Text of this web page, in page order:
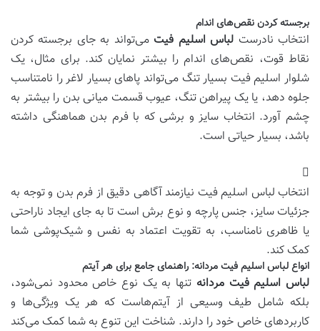
برجسته کردن نقص‌های اندام
انتخاب نادرست لباس اسلیم فیت می‌تواند به جای برجسته کردن
نقاط قوت، نقص‌های اندام را بیشتر نمایان کند. برای مثال، یک
شلوار اسلیم فیت بسیار تنگ می‌تواند پاهای بسیار لاغر را نامتناسب
جلوه دهد، یا یک پیراهن تنگ، عیوب قسمت میانی بدن را بیشتر به
چشم آورد. انتخاب سایز و برشی که با فرم بدن هماهنگی داشته
باشد، بسیار حیاتی است.
انتخاب لباس اسلیم فیت نیازمند آگاهی دقیق از فرم بدن و توجه به
جزئیات سایز، جنس پارچه و نوع برش است تا به جای ایجاد ناراحتی
یا ظاهری نامناسب، به تقویت اعتماد به نفس و شیک‌پوشی شما
کمک کند.
انواع لباس اسلیم فیت مردانه: راهنمای جامع برای هر آیتم
لباس اسلیم فیت مردانه تنها به یک نوع خاص محدود نمی‌شود،
بلکه شامل طیف وسیعی از آیتم‌هاست که هر یک ویژگی‌ها و
کاربردهای خاص خود را دارند. شناخت این تنوع به شما کمک می‌کند